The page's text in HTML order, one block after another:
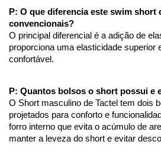
P: O que diferencia este swim short
convencionais?
O principal diferencial é a adição de
proporciona uma elasticidade superior
confortável.
P: Quantos bolsos o short possui e
O Short masculino de Tactel tem dois
projetados para conforto e
forro interno que evita o acúmulo de
manter a leveza do short e evitar